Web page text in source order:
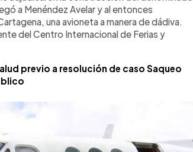
a Menéndez Avelar y al entonces
una avioneta a manera de dádiva.
del Centro Internacional de Ferias y
previo a resolución de caso Saqueo